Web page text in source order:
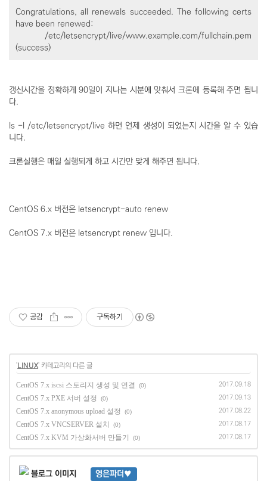
Congratulations, all renewals succeeded. The following certs
have been renewed:
/etc/letsencrypt/live/www.example.com/fullchain.pem
(success)
갱신시간을 정확하게 90일이 지나는 시분에 맞춰서 크론에 등록해 주면 됩니
다.
ls -l /etc/letsencrypt/live 하면 언제 생성이 되었는지 시간을 알 수 있습
니다.
크론실행은 매일 실행되게 하고 시간만 맞게 해주면 됩니다.
CentOS 6.x 버전은 letsencrypt-auto renew
CentOS 7.x 버전은 letsencrypt renew 입니다.
공감 구독하기
'LINUX' 카테고리의 다른 글
CentOS 7.x iscsi 스토리지 생성 및 연결 (0) 2017.09.18
CentOS 7.x PXE 서버 설정 (0) 2017.09.13
CentOS 7.x anonymous upload 설정 (0) 2017.08.22
CentOS 7.x VNCSERVER 설치 (0) 2017.08.17
CentOS 7.x KVM 가상화서버 만들기 (0) 2017.08.17
영은파더♥